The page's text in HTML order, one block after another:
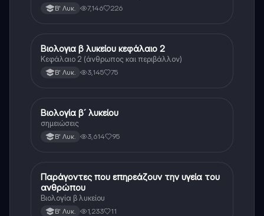
Β' Λυκ. 7,146 226
Βιολογία
Βιολογια β λυκείου κεφάλαιο 2
Κεφάλαιο 2 (άνθρωπος και περιβάλλον)
Β' Λυκ. 3,145 75
Βιολογία
Βιολογία β´ λυκείου
σημειώσεις
Β' Λυκ. 3,614 95
Βιολογία
Παράγοντες που επηρεάζουν την υγεία του
ανθρώπου
Βιολογία β λυκείου
Β' Λυκ. 1,233 11